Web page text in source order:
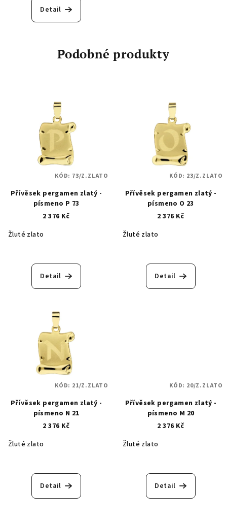
Detail
Podobné produkty
Přívěsek pergamen zlatý -
písmeno P 73
2 376 Kč
Žluté zlato
Detail
KÓD: 73/Z.ZLATO
Přívěsek pergamen zlatý -
písmeno O 23
2 376 Kč
Žluté zlato
Detail
KÓD: 23/Z.ZLATO
Přívěsek pergamen zlatý -
písmeno N 21
2 376 Kč
Žluté zlato
Detail
KÓD: 21/Z.ZLATO
Přívěsek pergamen zlatý -
písmeno M 20
2 376 Kč
Žluté zlato
Detail
KÓD: 20/Z.ZLATO